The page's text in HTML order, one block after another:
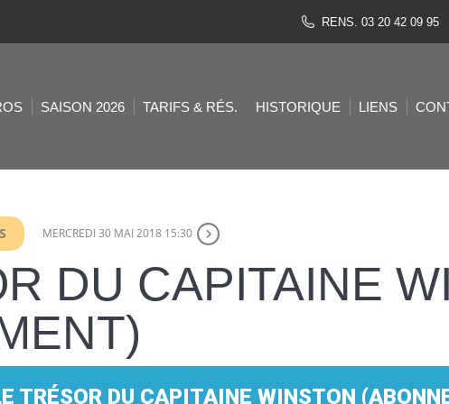
RENS. 03 20 42 09 95
SAISON 2026 TARIFS & RÉS. HISTORIQUE LIENS
MERCREDI 30 MAI 2018 15:30
DU CAPITAINE
TRÉSOR DU CAPITAINE WINSTON